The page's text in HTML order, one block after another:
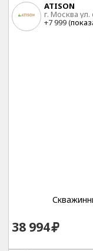
ATISON
г. Москва ул.
+7 999 (
38 994